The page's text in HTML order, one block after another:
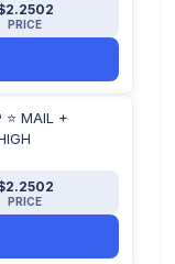
PRICE
MAIL +
PRICE